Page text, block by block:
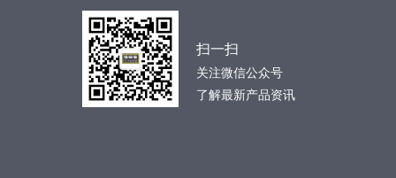
扫一扫
关注微信公众号
了解最新产品资讯